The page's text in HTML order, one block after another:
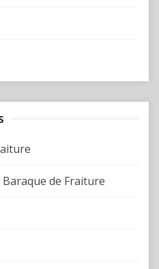
Baraque de Fraiture